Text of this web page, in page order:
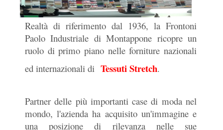
Realtà di riferimento dal 1936, la Frontoni
Paolo Industriale di Montappone ricopre un
ruolo di primo piano nelle forniture nazionali
ed internazionali di.Tessuti Stretch.
Partner delle più importanti case di moda nel
mondo, l'azienda ha acquisito un'immagine e
una posizione di rilevanza nelle sue